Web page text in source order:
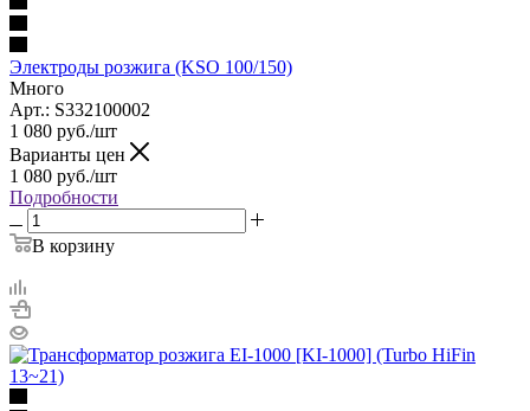
Электроды розжига (KSO 100/150)
Много
Арт.: S332100002
1 080 руб./шт
Варианты цен
1 080 руб./шт
Подробности
В корзину